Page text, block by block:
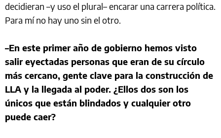
decidieran –y uso el plural– encarar una carrera política.
Para mí no hay uno sin el otro.
–En este primer año de gobierno hemos visto
salir eyectadas personas que eran de su círculo
más cercano, gente clave para la construcción de
LLA y la llegada al poder. ¿Ellos dos son los
únicos que están blindados y cualquier otro
puede caer?